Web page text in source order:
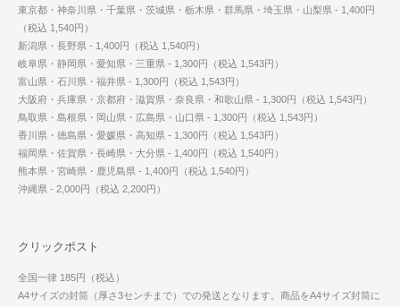
東京都・神奈川県・千葉県・茨城県・栃木県・群馬県・埼玉県・山梨県 - 1,400円
（税込 1,540円）
新潟県・長野県 - 1,400円（税込 1,540円）
岐阜県・静岡県・愛知県・三重県 - 1,300円（税込 1,543円）
富山県・石川県・福井県 - 1,300円（税込 1,543円）
大阪府・兵庫県・京都府・滋賀県・奈良県・和歌山県 - 1,300円（税込 1,543円）
鳥取県・島根県・岡山県・広島県・山口県 - 1,300円（税込 1,543円）
香川県・徳島県・愛媛県・高知県 - 1,300円（税込 1,543円）
福岡県・佐賀県・長崎県・大分県 - 1,400円（税込 1,540円）
熊本県・宮崎県・鹿児島県 - 1,400円（税込 1,540円）
沖縄県 - 2,000円（税込 2,200円）
クリックポスト
全国一律 185円（税込）
A4サイズの封筒（厚さ3センチまで）での発送となります。商品をA4サイズ封筒に